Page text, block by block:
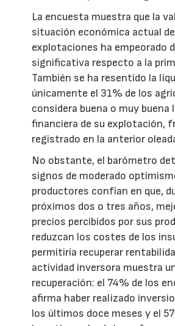
La encuesta muestra que la
situación económica actual
explotaciones ha empeorado
significativa respecto a la
También se ha resentido la
únicamente el 31% de los
considera buena o muy buena
financiera de su explotación,
registrado en la anterior
No obstante, el barómetro
signos de moderado
productores confían en que,
próximos dos o tres años,
precios percibidos por sus
reduzcan los costes de los
permitiría recuperar
actividad inversora muestra
recuperación: el 74% de los
afirma haber realizado
los últimos doce meses y el